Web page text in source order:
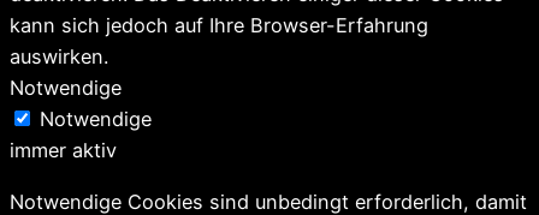
kann sich jedoch auf Ihre Browser-Erfahrung
auswirken.
Notwendige
Notwendige
immer aktiv
Notwendige Cookies sind unbedingt erforderlich, damit